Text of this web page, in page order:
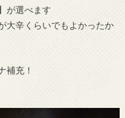
が選べます
大辛くらいでもよかったか
補充！